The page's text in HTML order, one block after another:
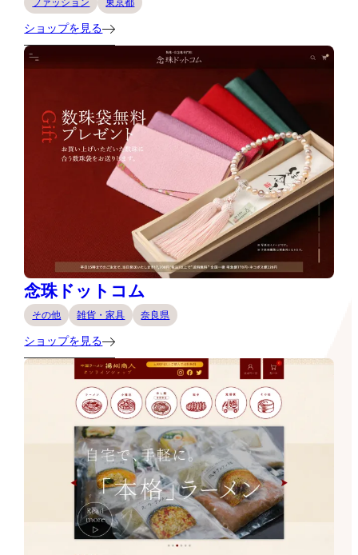
ファッション 東京都
ショップを見る
念珠ドットコム
その他 雑貨・家具 奈良県
ショップを見る